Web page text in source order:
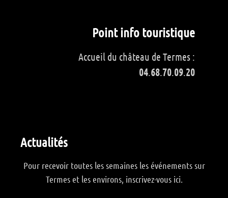
Point info touristique
Accueil du château de Termes :
04.68.70.09.20
Actualités
Pour recevoir toutes les semaines les événements sur
Termes et les environs, inscrivez-vous ici.